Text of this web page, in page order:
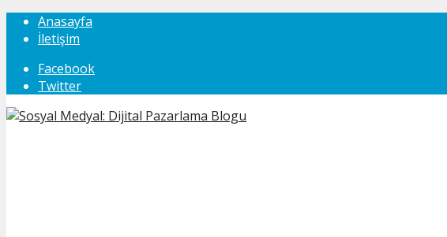
Anasayfa
İletişim
Facebook
Twitter